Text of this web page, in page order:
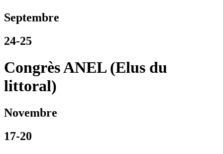
Septembre
24-25
Congrès ANEL (Elus du
littoral)
Novembre
17-20